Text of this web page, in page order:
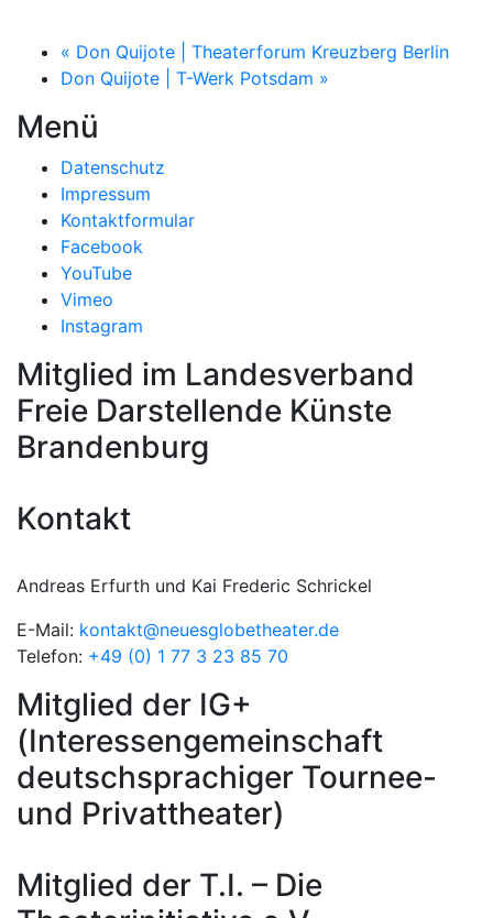
« Don Quijote | Theaterforum Kreuzberg Berlin
Don Quijote | T-Werk Potsdam »
Menü
Datenschutz
Impressum
Kontaktformular
Facebook
YouTube
Vimeo
Instagram
Mitglied im Landesverband
Freie Darstellende Künste
Brandenburg
Kontakt
Andreas Erfurth und Kai Frederic Schrickel
E-Mail: kontakt@neuesglobetheater.de
Telefon: +49 (0) 1 77 3 23 85 70
Mitglied der IG+
(Interessengemeinschaft
deutschsprachiger Tournee-
und Privattheater)
Mitglied der T.I. – Die